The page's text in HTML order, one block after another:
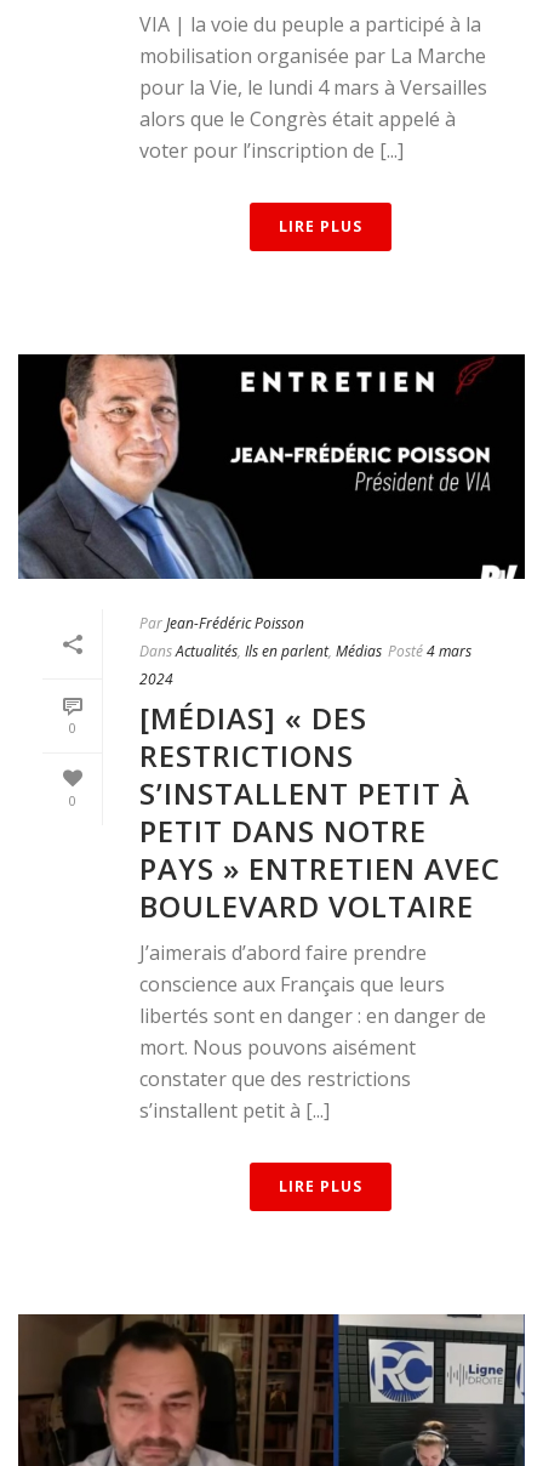
VIA | la voie du peuple a participé à la
mobilisation organisée par La Marche
pour la Vie, le lundi 4 mars à Versailles
alors que le Congrès était appelé à
voter pour l’inscription de [...]
LIRE PLUS
0
0
ParJean-Frédéric Poisson
DansActualités, Ils en parlent, Médias Posté4 mars
2024
[MÉDIAS] « DES
RESTRICTIONS
S’INSTALLENT PETIT À
PETIT DANS NOTRE
PAYS » ENTRETIEN AVEC
BOULEVARD VOLTAIRE
J’aimerais d’abord faire prendre
conscience aux Français que leurs
libertés sont en danger : en danger de
mort. Nous pouvons aisément
constater que des restrictions
s’installent petit à [...]
LIRE PLUS